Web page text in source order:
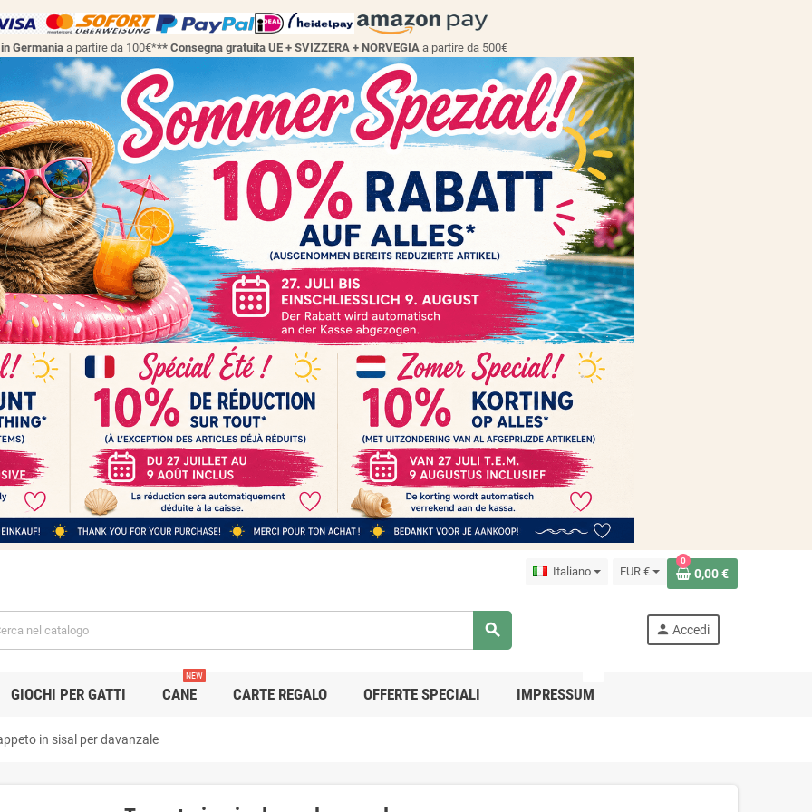
Germania a partire da 100€*** Consegna gratuita UE + SVIZZERA + NORVEGIA a partire da 500€
Italiano EUR €
0
0,00 €
search person Accedi
GIOCHI PER GATTI CANE
NEW
CARTE REGALO OFFERTE SPECIALI IMPRESSUM
in sisal per davanzale